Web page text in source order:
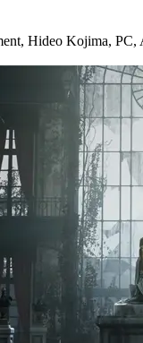
, Hideo Kojima, PC,